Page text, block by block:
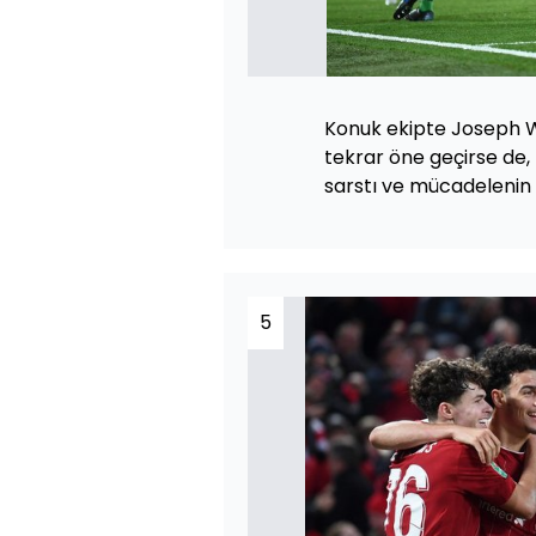
Konuk ekipte Joseph
tekrar öne geçirse de,
sarstı ve
5